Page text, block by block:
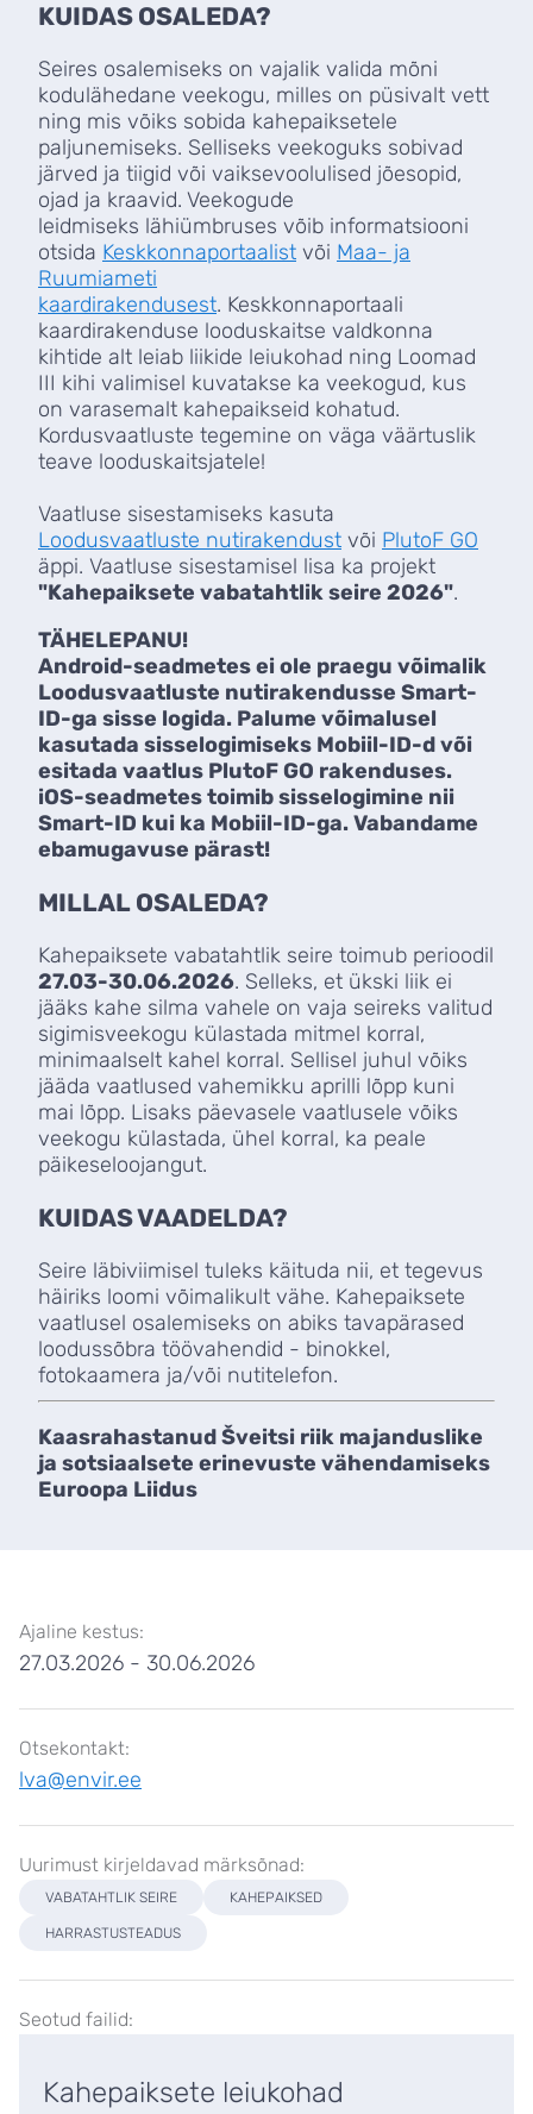
KUIDAS OSALEDA?
Seires osalemiseks on vajalik valida mõni
kodulähedane veekogu, milles on püsivalt vett
ning mis võiks sobida kahepaiksetele
paljunemiseks. Selliseks veekoguks sobivad
järved ja tiigid või vaiksevoolulised jõesopid,
ojad ja kraavid. Veekogude
leidmiseks lähiümbruses võib informatsiooni
otsida Keskkonnaportaalist või Maa- ja
Ruumiameti
kaardirakendusest. Keskkonnaportaali
kaardirakenduse looduskaitse valdkonna
kihtide alt leiab liikide leiukohad ning Loomad
III kihi valimisel kuvatakse ka veekogud, kus
on varasemalt kahepaikseid kohatud.
Kordusvaatluste tegemine on väga väärtuslik
teave looduskaitsjatele!
Vaatluse sisestamiseks kasuta
Loodusvaatluste nutirakendust või PlutoF GO
äppi. Vaatluse sisestamisel lisa ka projekt
"Kahepaiksete vabatahtlik seire 2026".
TÄHELEPANU!
Android-seadmetes ei ole praegu võimalik
Loodusvaatluste nutirakendusse Smart-
ID-ga sisse logida. Palume võimalusel
kasutada sisselogimiseks Mobiil-ID-d või
esitada vaatlus PlutoF GO rakenduses.
iOS-seadmetes toimib sisselogimine nii
Smart-ID kui ka Mobiil-ID-ga. Vabandame
ebamugavuse pärast!
MILLAL OSALEDA?
Kahepaiksete vabatahtlik seire toimub perioodil
27.03-30.06.2026. Selleks, et ükski liik ei
jääks kahe silma vahele on vaja seireks valitud
sigimisveekogu külastada mitmel korral,
minimaalselt kahel korral. Sellisel juhul võiks
jääda vaatlused vahemikku aprilli lõpp kuni
mai lõpp. Lisaks päevasele vaatlusele võiks
veekogu külastada, ühel korral, ka peale
päikeseloojangut.
KUIDAS VAADELDA?
Seire läbiviimisel tuleks käituda nii, et tegevus
häiriks loomi võimalikult vähe. Kahepaiksete
vaatlusel osalemiseks on abiks tavapärased
loodussõbra töövahendid - binokkel,
fotokaamera ja/või nutitelefon.
Kaasrahastanud Šveitsi riik majanduslike
ja sotsiaalsete erinevuste vähendamiseks
Euroopa Liidus
Ajaline kestus:
27.03.2026 - 30.06.2026
Otsekontakt:
lva@envir.ee
Uurimust kirjeldavad märksõnad:
VABATAHTLIK SEIRE KAHEPAIKSED
HARRASTUSTEADUS
Seotud failid:
Kahepaiksete leiukohad